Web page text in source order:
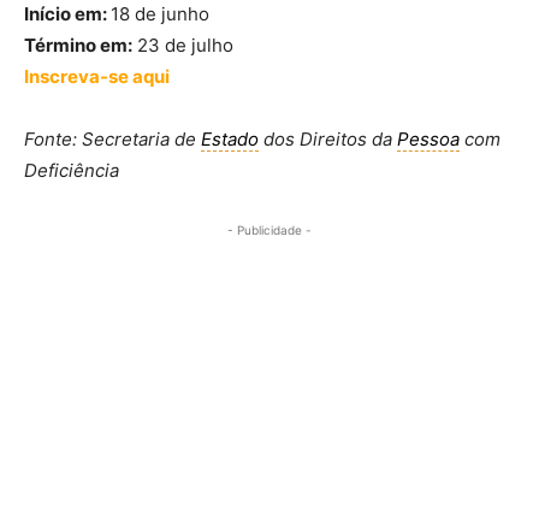
Início em: 18 de junho
Término em: 23 de julho
Inscreva-se aqui
Fonte: Secretaria de Estado dos Direitos da Pessoa com
Deficiência
- Publicidade -